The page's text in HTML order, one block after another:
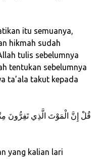
itu semuanya,
hikmah sudah
tulis sebelumnya
tentukan sebelumnya
ta’ala takut kepada
۞ قُلْ إِنَّ الْمَوْتَ الَّذِي تَفِرُّونَ
yang kalian lari